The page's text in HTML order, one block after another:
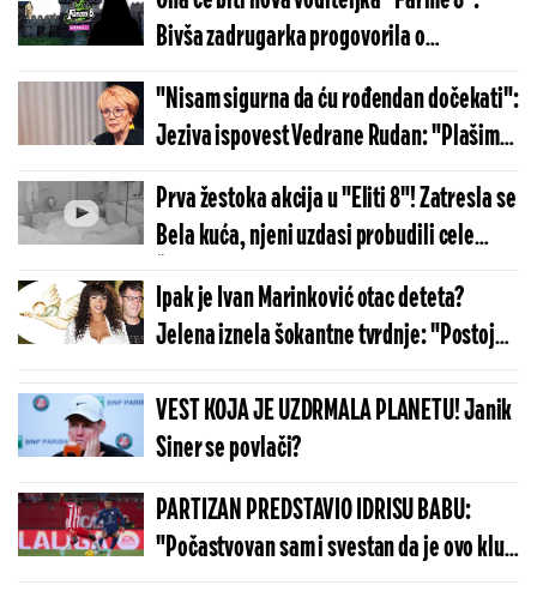
Bivša zadrugarka progovorila o
anganžmanu
"Nisam sigurna da ću rođendan dočekati":
Jeziva ispovest Vedrane Rudan: "Plašim
se da umrem"
Prva žestoka akcija u "Eliti 8"! Zatresla se
Bela kuća, njeni uzdasi probudili cele
Šimanovce
Ipak je Ivan Marinković otac deteta?
Jelena iznela šokantne tvrdnje: "Postoje
poruke gde mi je rekao da Miljani kasni"
VEST KOJA JE UZDRMALA PLANETU! Janik
Siner se povlači?
PARTIZAN PREDSTAVIO IDRISU BABU:
"Počastvovan sam i svestan da je ovo klub
sa velikom istorijom"